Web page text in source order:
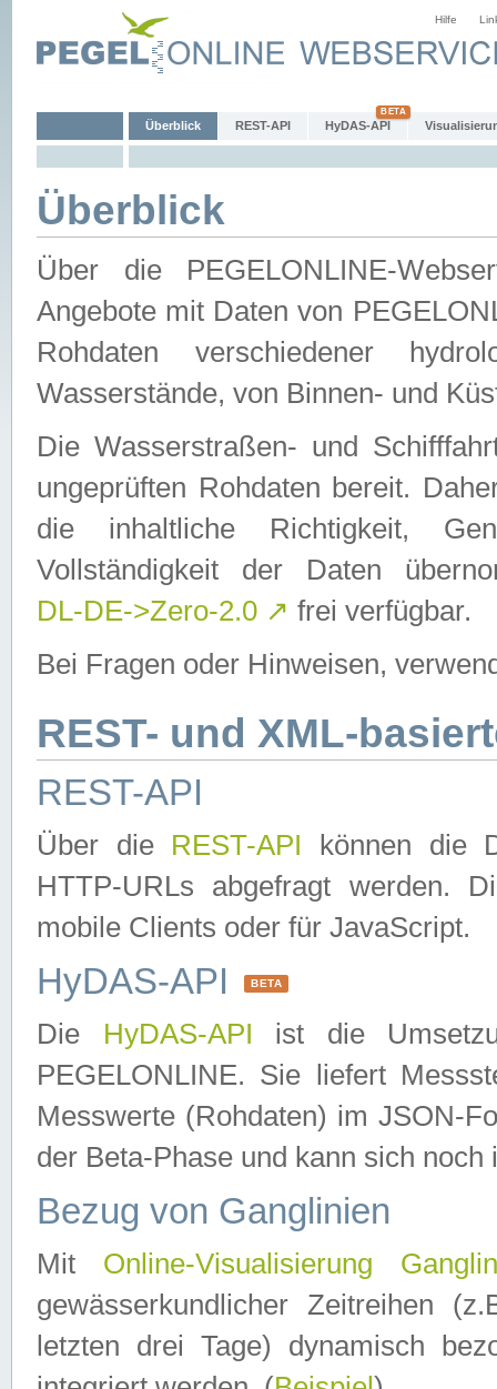
Hilfe
Überblick REST-API HyDAS-API
Überblick
Über die PEGELONLINE-
Angebote mit Daten von
Rohdaten verschiedener
Wasserstände, von Binnen- und
Die Wasserstraßen- und
ungeprüften Rohdaten bereit.
die inhaltliche Richtigkeit,
Vollständigkeit der Daten
DL-DE->Zero-2.0 ↗ frei verfügbar.
Bei Fragen oder Hinweisen,
REST- und XML-
REST-API
Über die REST-API können die
HTTP-URLs abgefragt werden.
mobile Clients oder für JavaScript.
HyDAS-API BETA
Die HyDAS-API ist die
PEGELONLINE. Sie liefert
Messwerte (Rohdaten) im JSON-
der Beta-Phase und kann sich noch
Bezug von Ganglinien
Mit Online-Visualisierung
gewässerkundlicher Zeitreihen
letzten drei Tage) dynamisch